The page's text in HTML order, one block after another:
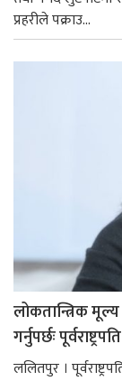
प्रहरीले पक्राउ...
लोकतान्त्रिक
गर्नुपर्छः
ललितपुर ।